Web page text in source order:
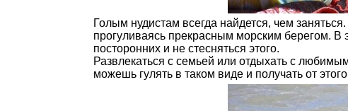
Голым нудистам всегда найдется, чем
прогуливаясь прекрасным морским берегом. В
посторонних и не стесняться этого.
Развлекаться с семьей или отдыхать с
можешь гулять в таком виде и получать от